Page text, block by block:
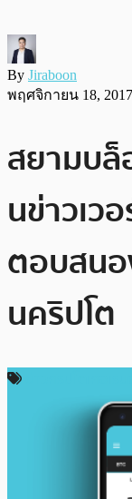
By Jiraboon
พฤศจิกายน 18, 2017
สยามบล็
นข่าวเว
ตอบสนอ
นคริปโต